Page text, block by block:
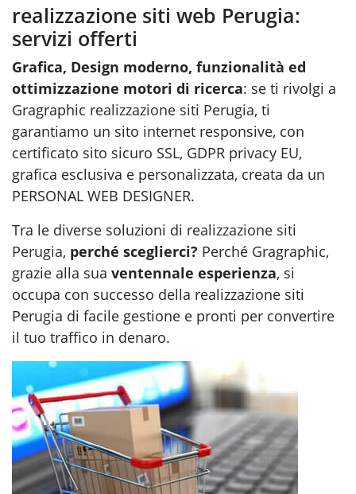
realizzazione siti web Perugia:
servizi offerti
Grafica, Design moderno, funzionalità ed
ottimizzazione motori di ricerca: se ti rivolgi a
Gragraphic realizzazione siti Perugia, ti
garantiamo un sito internet responsive, con
certificato sito sicuro SSL, GDPR privacy EU,
grafica esclusiva e personalizzata, creata da un
PERSONAL WEB DESIGNER.
Tra le diverse soluzioni di realizzazione siti
Perugia, perché sceglierci? Perché Gragraphic,
grazie alla sua ventennale esperienza, si
occupa con successo della realizzazione siti
Perugia di facile gestione e pronti per convertire
il tuo traffico in denaro.